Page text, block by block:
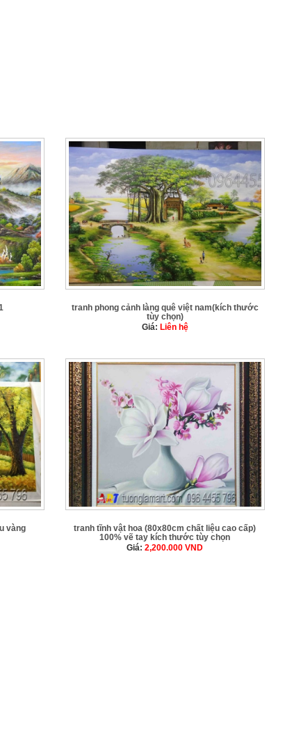
tranh phong cảnh làng quê việt nam(kích thước
tùy chọn)
Giá: Liên hệ
vàng
tranh tĩnh vật hoa (80x80cm chất liệu cao cấp)
100% vẽ tay kích thước tùy chọn
Giá:2,200.000VND